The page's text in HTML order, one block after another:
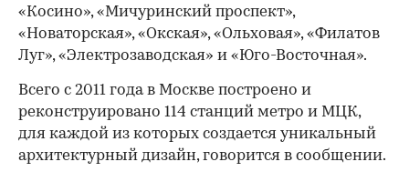
«Косино», «Мичуринский проспект»,
«Новаторская», «Окская», «Ольховая», «Филатов
Луг», «Электрозаводская» и «Юго-Восточная».
Всего с 2011 года в Москве построено и
реконструировано 114 станций метро и МЦК,
для каждой из которых создается уникальный
архитектурный дизайн, говорится в сообщении.